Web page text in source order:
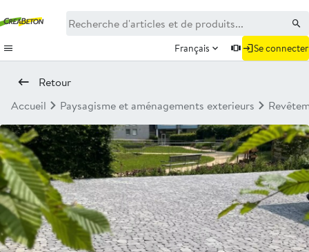
Français Se connecter
Retour
Accueil
Paysagisme et aménagements exterieurs